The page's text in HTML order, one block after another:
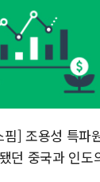
] 조용성 특파
던 중국과 인